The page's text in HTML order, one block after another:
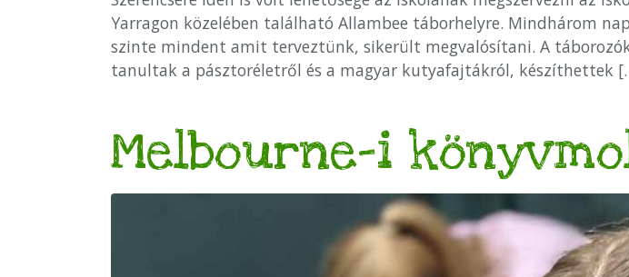
Yarragon közelében található Allambee táborhelyre. Mindhárom
szinte mindent amit terveztünk, sikerült megvalósítani. A
tanultak a pásztoréletről és a magyar kutyafajtákról, készíthettek
Melbourne-i